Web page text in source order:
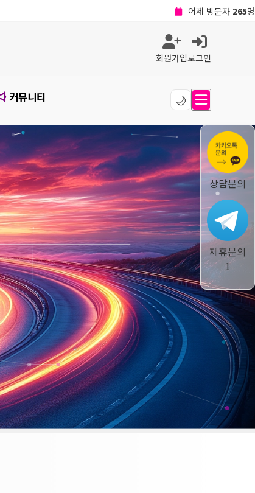
최대 방문자 764명
현재 접속자
전체 회원수
오늘 방문자
전체 방문자
현재 접속자
회원가입로그인
커뮤니티 🌙
상담문의
제휴문의
1